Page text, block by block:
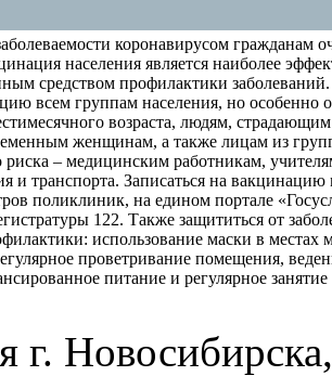
коронавирусом гражданам
населения является наиболее
средством профилактики заболеваний.
всем группам населения, но особенно
возраста, людям,
женщинам, а также лицам из
риска – медицинским работникам,
и транспорта. Записаться на
поликлиник, на едином портале
122. Также защититься от
использование маски в местах
проветривание помещения,
питание и регулярное